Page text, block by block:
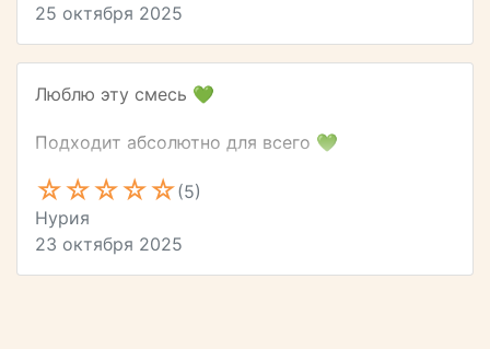
25 октября 2025
Люблю эту смесь 💚
Подходит абсолютно для всего 💚
(5)
Нурия
23 октября 2025